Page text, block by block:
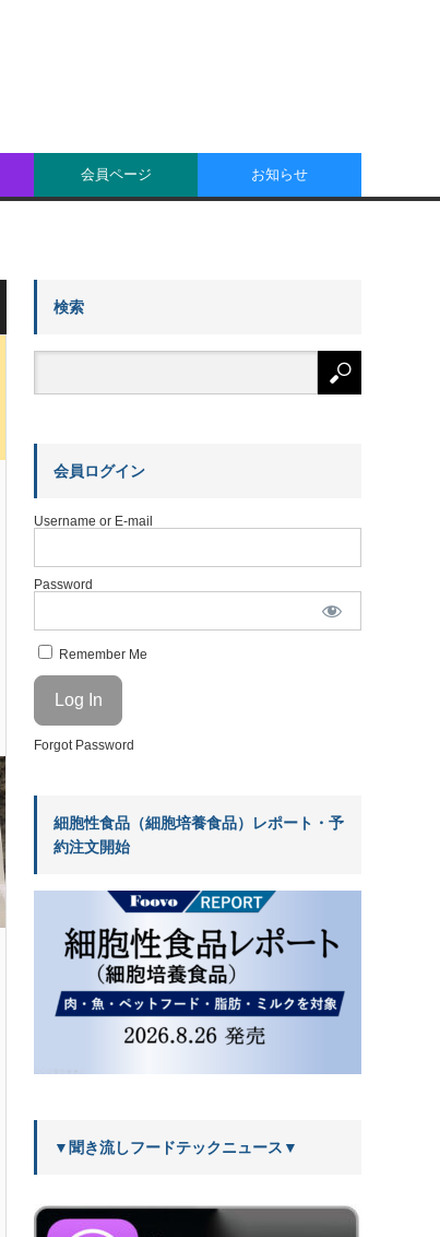
会員ページ お知らせ
検索
会員ログイン
Username or E-mail
Password
Remember Me
Forgot Password
細胞性食品（細胞培養食品）レポート・予
約注文開始
▼聞き流しフードテックニュース▼